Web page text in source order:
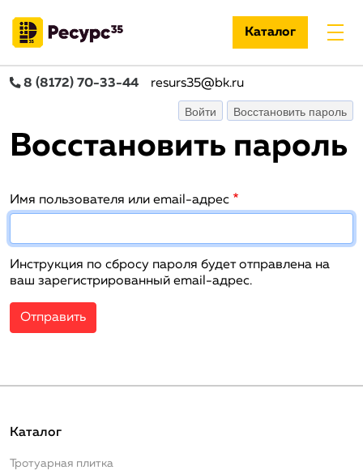
Каталог
8 (8172) 70-33-44 resurs35@bk.ru
Главные
Войти Восстановить пароль
Восстановить пароль
Имя пользователя или email-адрес
Инструкция по сбросу пароля будет отправлена на
ваш зарегистрированный email-адрес.
Каталог
Тротуарная плитка